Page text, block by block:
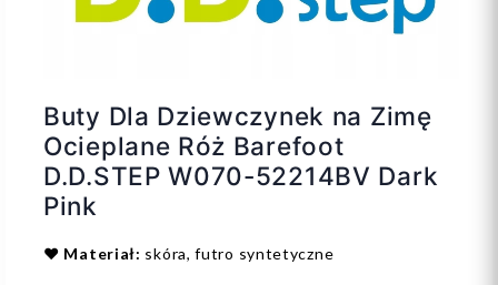
Buty Dla Dziewczynek na Zimę
Ocieplane Róż Barefoot
D.D.STEP W070-52214BV Dark
Pink
❤️ Materiał: skóra, futro syntetyczne